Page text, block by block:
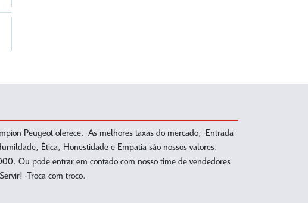
Peugeot oferece. -As melhores taxas do mercado; -Entrada
Ética, Honestidade e Empatia são nossos valores.
Ou pode entrar em contado com nosso time de vendedores
-Troca com troco.